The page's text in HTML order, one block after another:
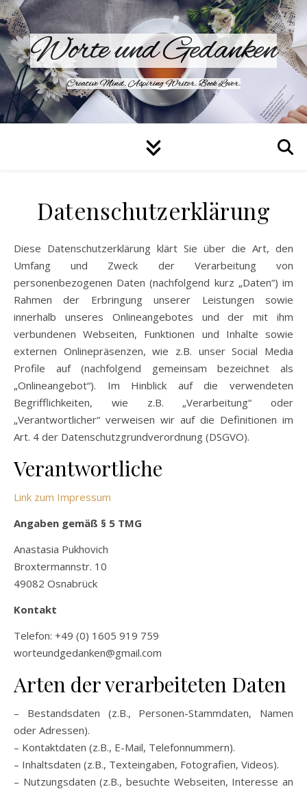
Worte und Gedanken
Creative Mind. Aspiring Writer. Book Lover.
Datenschutzerklärung
Diese Datenschutzerklärung klärt Sie über die Art, den
Umfang und Zweck der Verarbeitung von
personenbezogenen Daten (nachfolgend kurz „Daten“) im
Rahmen der Erbringung unserer Leistungen sowie
innerhalb unseres Onlineangebotes und der mit ihm
verbundenen Webseiten, Funktionen und Inhalte sowie
externen Onlinepräsenzen, wie z.B. unser Social Media
Profile auf (nachfolgend gemeinsam bezeichnet als
„Onlineangebot“). Im Hinblick auf die verwendeten
Begrifflichkeiten, wie z.B. „Verarbeitung“ oder
„Verantwortlicher“ verweisen wir auf die Definitionen im
Art. 4 der Datenschutzgrundverordnung (DSGVO).
Verantwortliche
Link zum Impressum
Angaben gemäß § 5 TMG
Anastasia Pukhovich
Broxtermannstr. 10
49082 Osnabrück
Kontakt
Telefon: +49 (0) 1605 919 759
worteundgedanken@gmail.com
Arten der verarbeiteten Daten
– Bestandsdaten (z.B., Personen-Stammdaten, Namen
oder Adressen).
– Kontaktdaten (z.B., E-Mail, Telefonnummern).
– Inhaltsdaten (z.B., Texteingaben, Fotografien, Videos).
– Nutzungsdaten (z.B., besuchte Webseiten, Interesse an